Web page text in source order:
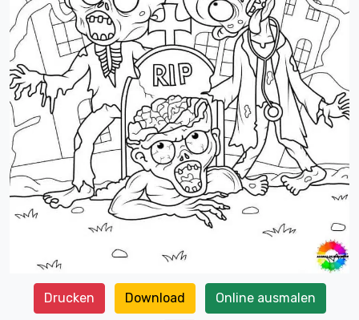
Drucken Download Online ausmalen